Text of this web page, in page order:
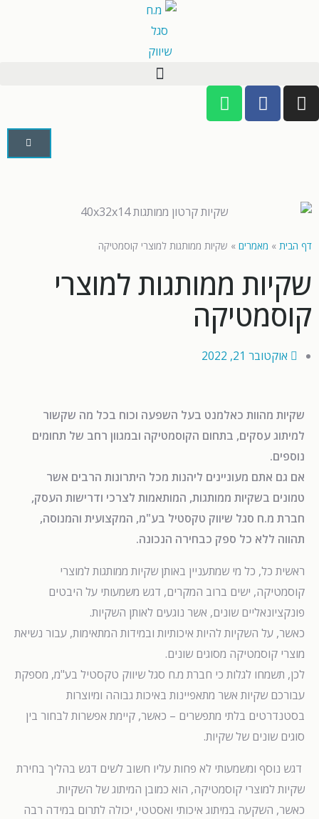
דף הבית » מאמרים » שקיות ממותגות למוצרי קוסמטיקה
שקיות ממותגות למוצרי
קוסמטיקה
אוקטובר 21, 2022
שקיות מהוות כאלמנט בעל השפעה וכוח בכל מה שקשור
למיתוג עסקים, בתחום הקוסמטיקה ובמגוון רחב של תחומים
נוספים.
אם גם אתם מעוניינים ליהנות מכל היתרונות הרבים אשר
טמונים בשקיות ממותגות, המותאמות לצרכי ודרישות העסק,
חברת מ.ח סגל שיווק טקסטיל בע"מ, המקצועית והמנוסה,
תהווה ללא כל ספק כבחירה הנכונה.
ראשית כל, כל מי שמתעניין באותן שקיות ממותגות למוצרי
קוסמטיקה, ישים ברוב המקרים, דגש משמעותי על היבטים
פונקציונאליים שונים, אשר נוגעים לאותן השקיות.
כאשר, על השקיות להיות איכותיות ובמידות המתאימות, עבור נשיאת
מוצרי קוסמטיקה מסוגים שונים.
לכן, תשמחו לגלות כי חברת מ.ח סגל שיווק טקסטיל בע"מ, מספקת
עבורכם שקיות אשר מתאפיינות באיכות גבוהה ומיוצרות
בסטנדרטים בלתי מתפשרים – כאשר, קיימת אפשרות לבחור בין
סוגים שונים של שקיות.
דגש נוסף ומשמעותי לא פחות עליו חשוב לשים דגש בהליך בחירת
שקיות למוצרי קוסמטיקה, הוא כמובן המיתוג של השקיות.
כאשר, השקעה במיתוג איכותי ואסטטי, יכולה לתרום במידה רבה